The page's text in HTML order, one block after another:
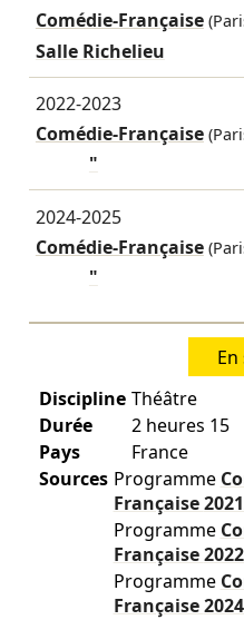
Comédie-Française
Salle Richelieu
2022-2023
Comédie-Française
"
2024-2025
Comédie-Française
"
Discipline Théâtre
Durée
2 heures 15
Pays
France
Sources Programme
Française
Programme
Française
Programme
Française